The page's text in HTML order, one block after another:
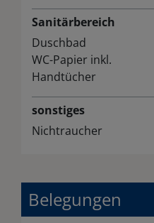
Sanitärbereich
Duschbad
WC-Papier inkl.
Handtücher
sonstiges
Nichtraucher
Belegungen